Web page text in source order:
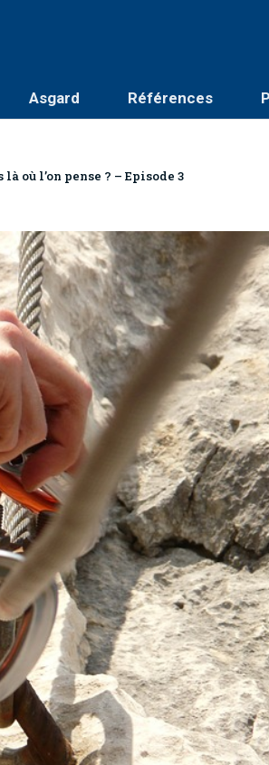
Asgard Références
où l’on pense ? – Episode 3